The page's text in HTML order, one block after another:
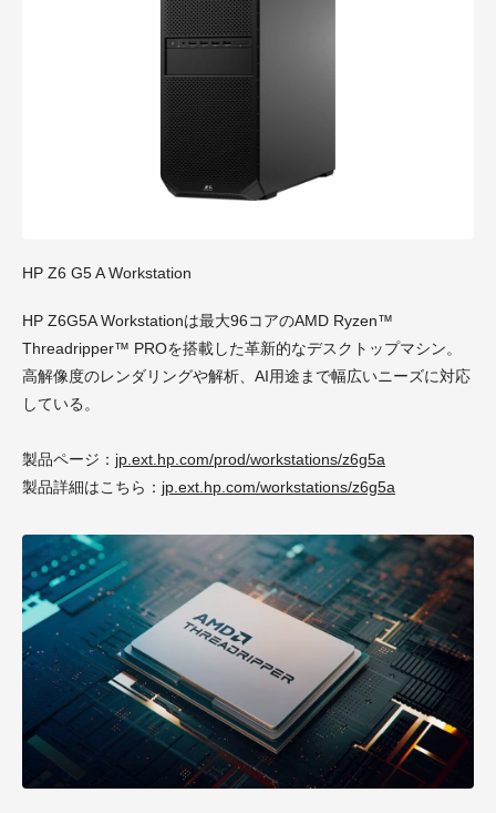
HP Z6 G5 A Workstation
HP Z6G5A Workstationは最大96コアのAMD Ryzen™
Threadripper™ PROを搭載した革新的なデスクトップマシン。
高解像度のレンダリングや解析、AI用途まで幅広いニーズに対応
している。
製品ページ： jp.ext.hp.com/prod/workstations/z6g5a
製品詳細はこちら： jp.ext.hp.com/workstations/z6g5a